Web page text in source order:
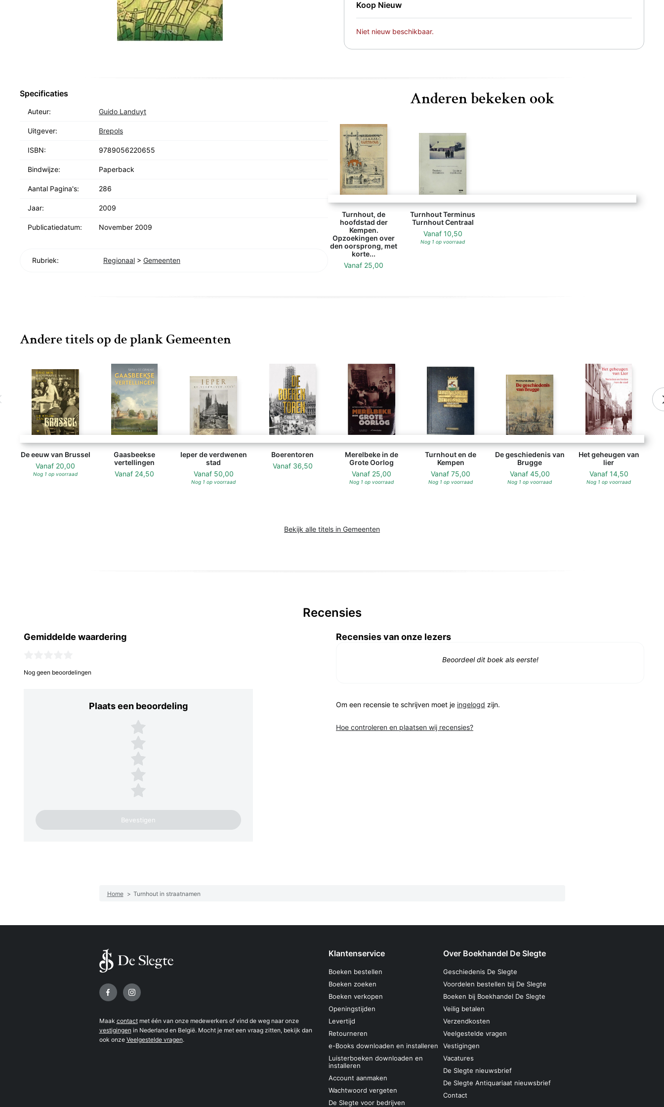
Koop Nieuw
Niet nieuw beschikbaar.
Anderen bekeken ook
Turnhout, de
hoofdstad der
Kempen.
Opzoekingen over
den oorsprong, met
korte...
Vanaf 25,00
Turnhout Terminus
Turnhout Centraal
Vanaf 10,50
Nog 1 op voorraad
Specificaties
Auteur: Guido Landuyt
Uitgever: Brepols
ISBN: 9789056220655
Bindwijze: Paperback
Aantal Pagina's: 286
Jaar: 2009
Publicatiedatum: November 2009
Rubriek: Regionaal > Gemeenten
Andere titels op de plank Gemeenten
De eeuw van Brussel
Vanaf 20,00
Nog 1 op voorraad
Gaasbeekse
vertellingen
Vanaf 24,50
Ieper de verdwenen
stad
Vanaf 50,00
Nog 1 op voorraad
Boerentoren
Vanaf 36,50
Merelbeke in de
Grote Oorlog
Vanaf 25,00
Nog 1 op voorraad
Turnhout en de
Kempen
Vanaf 75,00
Nog 1 op voorraad
De geschiedenis van
Brugge
Vanaf 45,00
Nog 1 op voorraad
Het geheugen van
lier
Vanaf 14,50
Nog 1 op voorraad
Bekijk alle titels in Gemeenten
Recensies
Gemiddelde waardering
Nog geen beoordelingen
Plaats een beoordeling
Plaats een beoordeling
5 sterren
4 sterren
3 sterren
2 sterren
1 ster
Recensies van onze lezers
Beoordeel dit boek als eerste!
Om een recensie te schrijven moet je ingelogd zijn.
Hoe controleren en plaatsen wij recensies?
Home > Turnhout in straatnamen
Volg ons op
Maak contactmet één van onze medewerkers of vind de weg naar onze
vestigingen in Nederland en België. Mocht je met een vraag zitten, bekijk dan
ook onze Veelgestelde vragen.
Klantenservice
Boeken bestellen
Boeken zoeken
Boeken verkopen
Openingstijden
Levertijd
Retourneren
e-Books downloaden en installeren
Luisterboeken downloaden en
installeren
Account aanmaken
Wachtwoord vergeten
De Slegte voor bedrijven
Over Boekhandel De Slegte
Geschiedenis De Slegte
Voordelen bestellen bij De Slegte
Boeken bij Boekhandel De Slegte
Veilig betalen
Verzendkosten
Veelgestelde vragen
Vestigingen
Vacatures
De Slegte nieuwsbrief
De Slegte Antiquariaat nieuwsbrief
Contact